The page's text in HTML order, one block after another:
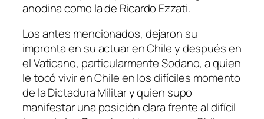
anodina como la de Ricardo Ezzati.
Los antes mencionados, dejaron su
impronta en su actuar en Chile y después en
el Vaticano, particularmente Sodano, a quien
le tocó vivir en Chile en los difíciles momento
de la Dictadura Militar y quien supo
manifestar una posición clara frente al difícil